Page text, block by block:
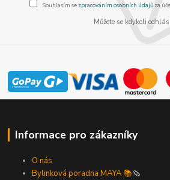
Souhlasím se zpracováním osobních údajůza
Můžete se kdykoli
Informace pro zákazníky
O nás
Bylinková poradna MAYA 📚🗞️